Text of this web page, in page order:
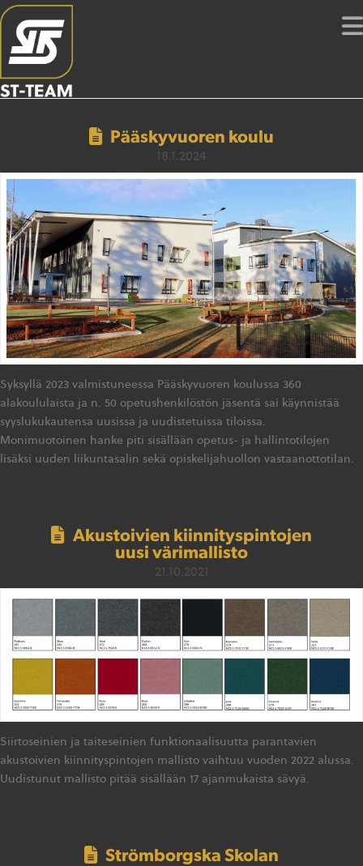
Pääskyvuoren koulu
Syksyllä 2023 valmistuneessa Pääskyvuoren koulussa 360
alakoululaista ja n. 50 opetushenkilöstön jäsentä sai käynnistää
syyslukukautensa uusissa ja uudistetuissa tiloissa.
Monimuotoinen hanke piti sisällään opetus- ja hallintotilojen
lisäksi uuden liikuntasalin sekä opiskelijahuollon vastaanottotilan.
Akustoivien kiinnityspintojen
uusi värimallisto
Siirtoseinien ja taiteseinien funktionaalisuutta parantavien
akustoivien kiinnityspintojen mallisto vaihtuu vuoden 2022 alussa.
Uudistunut mallisto pitää sisällään 17 ajanmukaista sävyä.
Strömborgska Skolan